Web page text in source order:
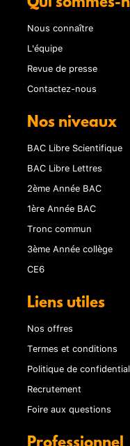
Nous connaître
L'équipe
Revue de presse
Contactez-nous
Nos niveaux
BAC Libre Scientifique
BAC Libre Lettres
2ème Année BAC
1ère Année BAC
Tronc commun
3ème Année collège
CE6
Liens utiles
Nos offres
Termes et conditions
Politique de
Recrutement
Foire aux questions